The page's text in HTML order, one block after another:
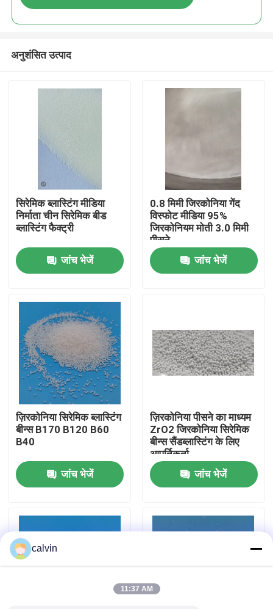
हमारे बारे में
फैक्टरी यात्रा
गुणवत्ता नियंत्रण
हमसे संपर्क करें
एक बोली का अनुरोध
सिरेमिक बीड ब्लास्टिंग
अनुशंसित उत्पाद
सिरेमिक ब्लास्टिंग मीडिया
निर्माता चीन सिरेमिक बीड
ब्लास्टिंग फैक्ट्री
जांच भेजें
0.8 मिमी जिरकोनिया गेंद
विस्फोट मीडिया 95%
जिरकोनियम मोती 3.0 मिमी
पीसने
जांच भेजें
ज़िरकोनिया सिरेमिक ब्लास्टिंग
बीन्स B170 B120 B60
B40
जांच भेजें
ज़िरकोनिया पीसने का माध्यम
ZrO2 जिरकोनिया सिरेमिक
बीन्स सैंडब्लास्टिंग के लिए
आपूर्तिकर्ता
जांच भेजें
calvin
11:37 AM